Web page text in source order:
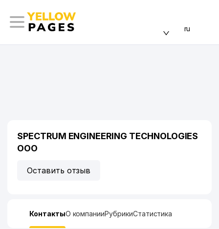
ru
SPECTRUM ENGINEERING TECHNOLOGIES
ООО
Оставить отзыв
КонтактыО компанииРубрикиСтатистика